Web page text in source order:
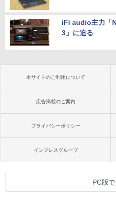
iFi audio主力「
3」に迫る
本サイトのご利用について
広告掲載のご案内
プライバシーポリシー
インプレスグループ
PC版